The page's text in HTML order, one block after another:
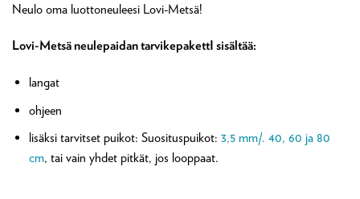
Neulo oma luottoneuleesi Lovi-Metsä!
Lovi-Metsä neulepaidan tarvikepakettI sisältää:
langat
ohjeen
lisäksi tarvitset puikot: Suosituspuikot: 3,5 mm/. 40, 60 ja 80
cm, tai vain yhdet pitkät, jos looppaat.